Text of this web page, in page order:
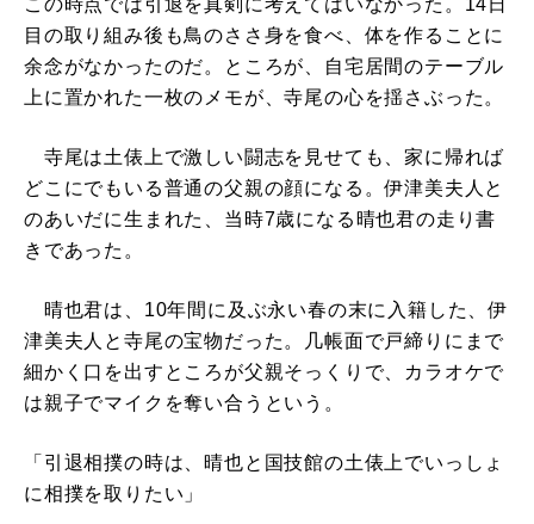
この時点では引退を真剣に考えてはいなかった。14日
目の取り組み後も鳥のささ身を食べ、体を作ることに
余念がなかったのだ。ところが、自宅居間のテーブル
上に置かれた一枚のメモが、寺尾の心を揺さぶった。
寺尾は土俵上で激しい闘志を見せても、家に帰れば
どこにでもいる普通の父親の顔になる。伊津美夫人と
のあいだに生まれた、当時7歳になる晴也君の走り書
きであった。
晴也君は、10年間に及ぶ永い春の末に入籍した、伊
津美夫人と寺尾の宝物だった。几帳面で戸締りにまで
細かく口を出すところが父親そっくりで、カラオケで
は親子でマイクを奪い合うという。
「引退相撲の時は、晴也と国技館の土俵上でいっしょ
に相撲を取りたい」